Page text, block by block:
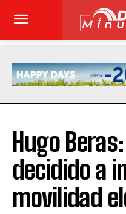
Hugo
decidido a
movilidad